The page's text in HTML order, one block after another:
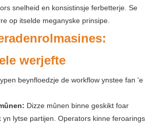
snelheid en konsistinsje ferbetterje. Se
op itselde meganyske prinsipe.
werjefte
beynfloedzje de workflow ynstee fan 'e
Dizze mûnen binne geskikt foar
yn lytse partijen. Operators kinne feroarings